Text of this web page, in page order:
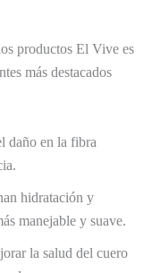
productos El Vive es
más destacados
daño en la fibra
hidratación y
manejable y suave.
la salud del cuero